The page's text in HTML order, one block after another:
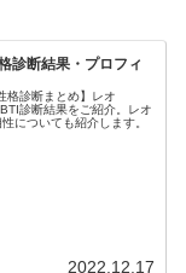
診断結果・プロフィ
格診断まとめ】レオ
診断結果をご紹介。レオ
についても紹介します。
2022.12.17